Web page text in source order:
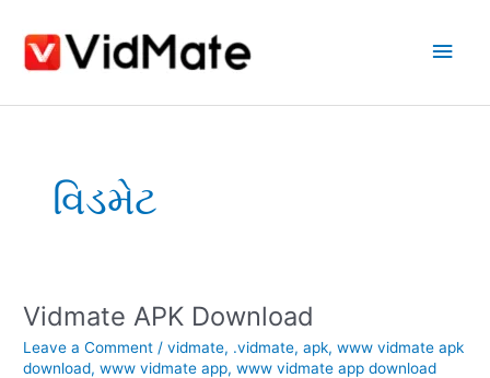
content
Main
વિડમેટ
Vidmate APK Download
Leave a Comment /vidmate, .vidmate,apk,www vidmate apk
download,www vidmate app,www vidmate app download
Vidmate
Download